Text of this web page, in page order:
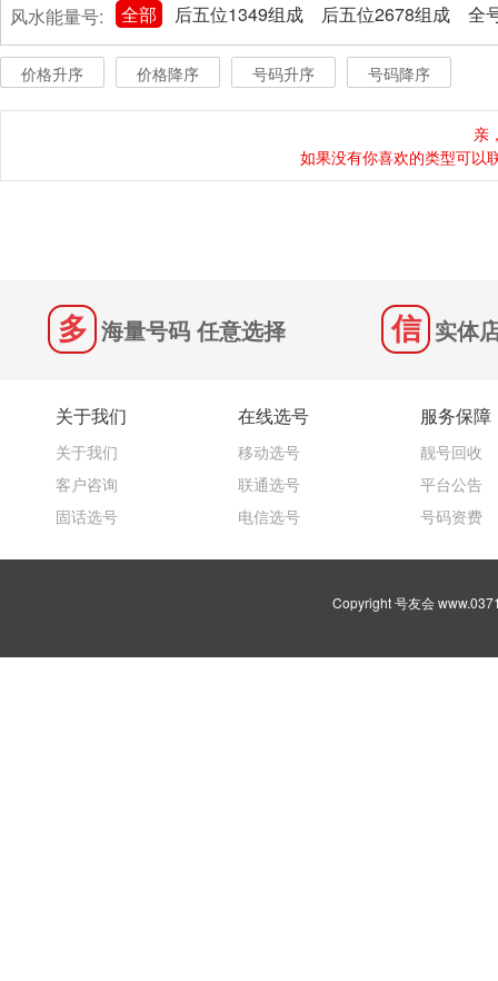
风水能量号:
全部 后五位1349组成 后五位2678组成 全
价格升序 价格降序 号码升序 号码降序
亲
如果没有你喜欢的类型可以
海量号码 任意选择 实体
关于我们
关于我们
客户咨询
固话选号
在线选号
移动选号
联通选号
电信选号
服务保障
靓号回收
平台公告
号码资费
Copyright 号友会